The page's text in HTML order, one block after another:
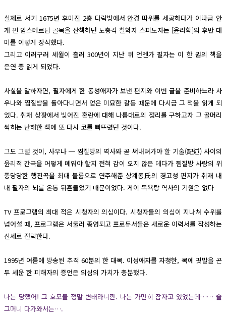
실제로 서기 1675년 후미진 2층 다락방에서 안경 따위를 세공하다가 이따금 안
개 낀 암스테르담 골목을 산책하던 노총각 철학자 스피노자는 [윤리학]의 후반 대
미를 이렇게 장식했다.
그리고 이러구러 세월이 흘러 300년이 지난 뒤 언젠가 필자는 이 한 권의 책을
은연 중 읽게 되었다.
사실을 말하자면, 필자에게 한 동성애자가 보낸 편지와 이번 글을 준비하느라 사
우나와 찜질방을 돌아다니면서 얻은 미묘한 갈등 때문에 다시금 그 책을 읽게 되
었다. 취재 상황에서 빚어진 혼란에 대해 나름대로의 정리를 구하고자 그 골머리
썩히는 난해한 책에 또 다시 코를 빠뜨렸던 것이다.
그도 그럴 것이, 사우나 ─ 찜질방의 역사와 곧 써내려가야 할 기술(記述) 사이의
윤리적 간극을 어떻게 메워야 할지 전혀 감이 오지 않은 데다가 찜질방 사랑의 위
풍당당한 행진곡을 최대 볼륨으로 연주해준 상계동氏의 경고성 편지가 취재 내
내 필자의 뇌를 온통 뒤흔들었기 때문이었다. 게이 목욕탕 역사의 기원은 없다
TV 프로그램의 최대 적은 시청자의 의심이다. 시청자들의 의심이 지나쳐 수위를
넘어설 때, 프로그램은 서둘러 종영되고 프로듀서들은 새로운 이력서를 작성하는
신세로 전락한다.
1995년 여름에 방송된 추적 60분의 한 대목. 이성애자를 자청한, 목에 핏발을 곤
두 세운 한 피해자의 증언은 의심의 가치가 충분했다.
나는 당했어! 그 호모들 정말 변태라니깐. 나는 가만히 잠자고 있었는데…… 슬
그머니 다가와서는….